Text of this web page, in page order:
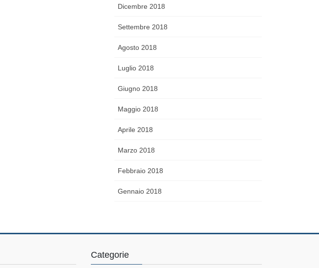
Dicembre 2018
Settembre 2018
Agosto 2018
Luglio 2018
Giugno 2018
Maggio 2018
Aprile 2018
Marzo 2018
Febbraio 2018
Gennaio 2018
Categorie